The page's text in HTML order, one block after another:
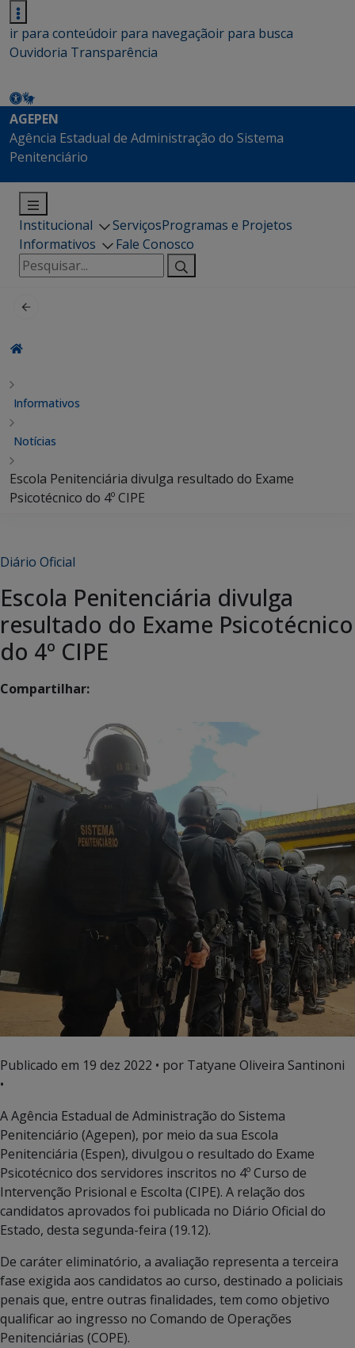
ir para conteúdoir para navegaçãoir para busca
Ouvidoria Transparência
AGEPEN
Agência Estadual de Administração do Sistema
Penitenciário
Institucional ServiçosProgramas e Projetos
Informativos
Fale Conosco
Pesquisar
por:
Informativos
Notícias
Escola Penitenciária divulga resultado do Exame
Psicotécnico do 4º CIPE
Diário Oficial
Escola Penitenciária divulga
resultado do Exame Psicotécnico
do 4º CIPE
Compartilhar:
Publicado em 19 dez 2022 • por Tatyane Oliveira Santinoni
•
A Agência Estadual de Administração do Sistema
Penitenciário (Agepen), por meio da sua Escola
Penitenciária (Espen), divulgou o resultado do Exame
Psicotécnico dos servidores inscritos no 4º Curso de
Intervenção Prisional e Escolta (CIPE). A relação dos
candidatos aprovados foi publicada no Diário Oficial do
Estado, desta segunda-feira (19.12).
De caráter eliminatório, a avaliação representa a terceira
fase exigida aos candidatos ao curso, destinado a policiais
penais que, entre outras finalidades, tem como objetivo
qualificar ao ingresso no Comando de Operações
Penitenciárias (COPE).